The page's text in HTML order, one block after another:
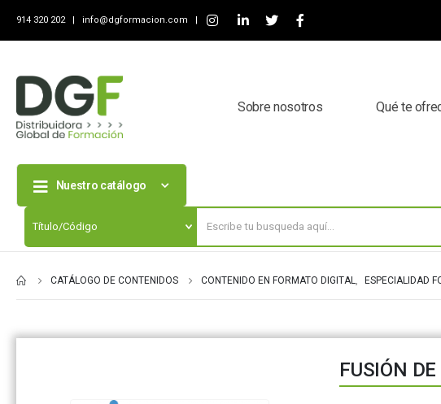
914 320 202 | info@dgformacion.com |
Sobre nosotros Qué te
Nuestro catálogo
CATÁLOGO DE CONTENIDOS CONTENIDO EN FORMATO DIGITAL, ESPECIALIDAD
FUSIÓN